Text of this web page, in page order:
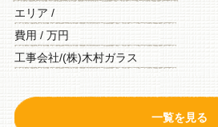
エリア /
費用 / 万円
工事会社/(株)木村ガラス
一覧を見る